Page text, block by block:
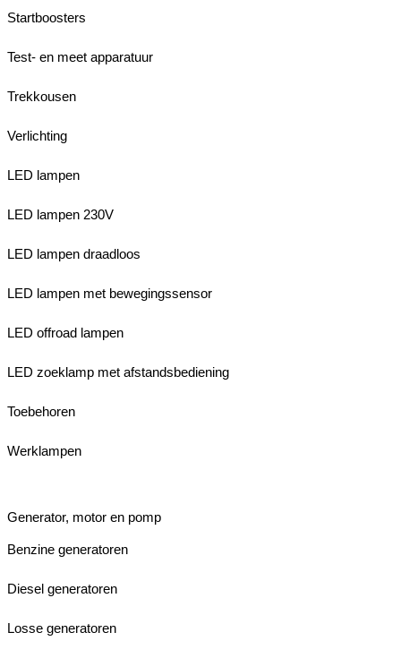
Startboosters
Test- en meet apparatuur
Trekkousen
Verlichting
LED lampen
LED lampen 230V
LED lampen draadloos
LED lampen met bewegingssensor
LED offroad lampen
LED zoeklamp met afstandsbediening
Toebehoren
Werklampen
Generator, motor en pomp
Benzine generatoren
Diesel generatoren
Losse generatoren